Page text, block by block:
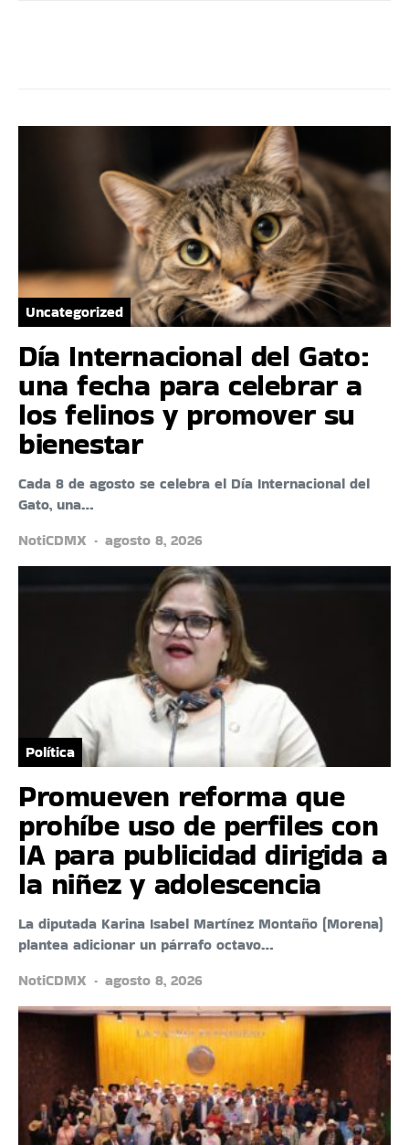
Uncategorized
Día Internacional del Gato:
una fecha para celebrar a
los felinos y promover su
bienestar
Cada 8 de agosto se celebra el Día Internacional del
Gato, una…
NotiCDMX
agosto 8, 2026
Política
Promueven reforma que
prohíbe uso de perfiles con
IA para publicidad dirigida a
la niñez y adolescencia
La diputada Karina Isabel Martínez Montaño (Morena)
plantea adicionar un párrafo octavo…
NotiCDMX
agosto 8, 2026